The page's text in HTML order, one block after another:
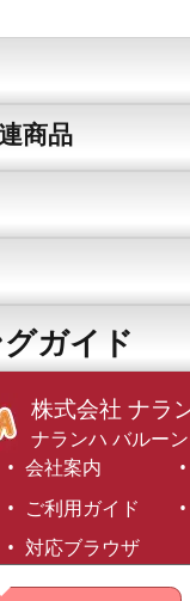
商品
ガイド
株式会社 ナラ
ナランハ バルー
会社案内
ご利用ガイド
対応ブラウザ
Inc. All